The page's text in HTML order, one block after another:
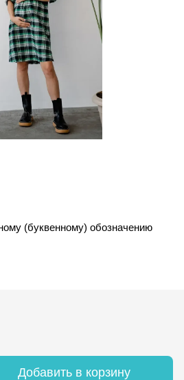
(буквенному) обозначению
Добавить в корзину